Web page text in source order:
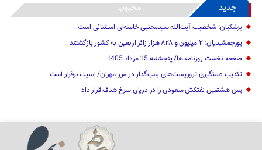
جدید محبوب
پزشکیان: شخصیت آیت‌الله سیدمجتبی خامنه‌ای استثنائی است
پورجمشیدیان: ۲ میلیون و ۸۲۸ هزار زائر اربعین به کشور بازگشتند
صفحه نخست روزنامه ها/ پنجشنبه 15 مرداد 1405
تکذیب دستگیری تروریست‌های بمب‌گذار در مرز مهران/ امنیت برقرار است
یمن هشتمین نفتکش سعودی را در دریای سرخ هدف قرار داد